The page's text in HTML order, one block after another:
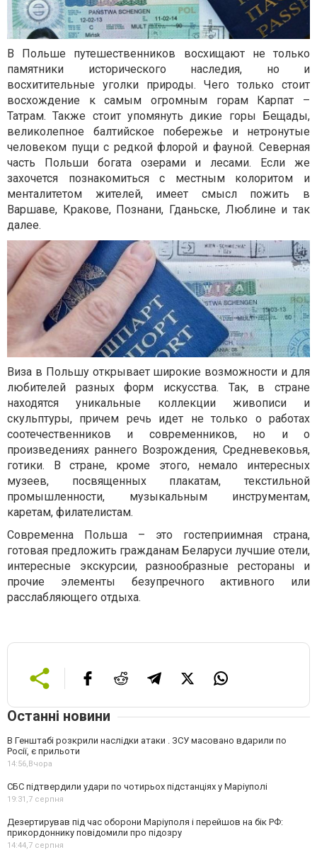
В Польше путешественников восхищают не только
памятники исторического наследия, но и
восхитительные уголки природы. Чего только стоит
восхождение к самым огромным горам Карпат –
Татрам. Также стоит упомянуть дикие горы Бещады,
великолепное балтийское побережье и нетронутые
человеком пущи с редкой флорой и фауной. Северная
часть Польши богата озерами и лесами. Если же
захочется познакомиться с местным колоритом и
менталитетом жителей, имеет смысл пожить в
Варшаве, Кракове, Познани, Гданьске, Люблине и так
далее.
Виза в Польшу открывает широкие возможности и для
любителей разных форм искусства. Так, в стране
находятся уникальные коллекции живописи и
скульптуры, причем речь идет не только о работах
соотечественников и современников, но и о
произведениях раннего Возрождения, Средневековья,
готики. В стране, кроме этого, немало интересных
музеев, посвященных плакатам, текстильной
промышленности, музыкальным инструментам,
каретам, филателистам.
Современна Польша – это гостеприимная страна,
готовая предложить гражданам Беларуси лучшие отели,
интересные экскурсии, разнообразные рестораны и
прочие элементы безупречного активного или
расслабляющего отдыха.
Останні новини
В Генштабі розкрили наслідки атаки . ЗСУ масовано вдарили по
Росії, є прильоти
14:56, Вчора
СБС підтвердили удари по чотирьох підстанціях у Маріуполі
19:31,7 серпня
Дезертирував під час оборони Маріуполя і перейшов на бік РФ:
прикордоннику повідомили про підозру
14:44,7 серпня